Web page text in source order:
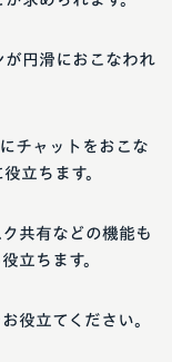
円滑におこなわれ
チャットをおこな
立ちます。
共有などの機能も
立ちます。
役立てください。